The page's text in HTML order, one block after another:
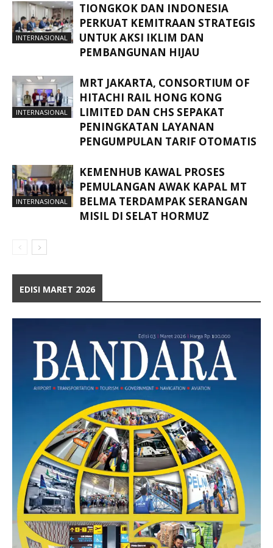
INTERNASIONAL
TIONGKOK DAN INDONESIA
PERKUAT KEMITRAAN STRATEGIS
UNTUK AKSI IKLIM DAN
PEMBANGUNAN HIJAU
INTERNASIONAL
MRT JAKARTA, CONSORTIUM OF
HITACHI RAIL HONG KONG
LIMITED DAN CHS SEPAKAT
PENINGKATAN LAYANAN
PENGUMPULAN TARIF OTOMATIS
INTERNASIONAL
KEMENHUB KAWAL PROSES
PEMULANGAN AWAK KAPAL MT
BELMA TERDAMPAK SERANGAN
MISIL DI SELAT HORMUZ
EDISI MARET 2026